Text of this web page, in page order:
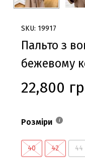
SKU: 19917
Пальто з
бежевому
22,800
Розміри
40 42 44